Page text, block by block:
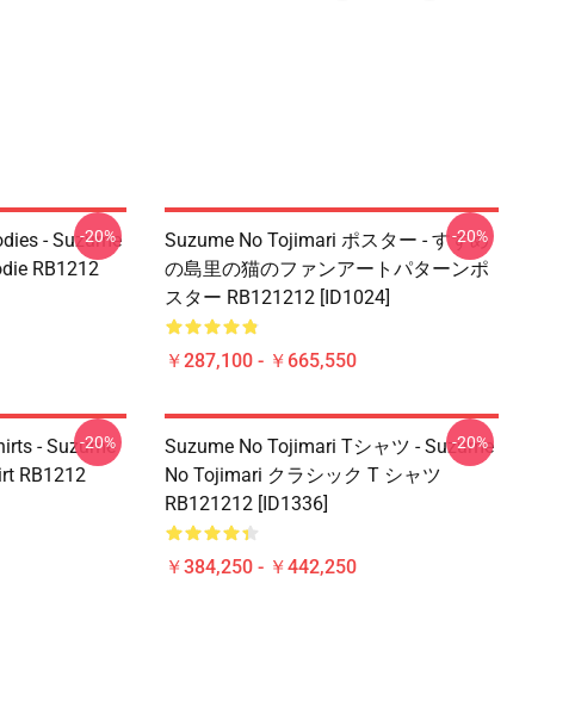
- Suzume
RB1212
-20%
Suzume No Tojimari ポスター - すずめ
の島里の猫のファンアートパターンポ
スター RB121212 [ID1024]
￥287,100 - ￥665,550
-20%
- Suzume
RB1212
-20%
Suzume No Tojimari Tシャツ - Suzume
No Tojimari クラシック T シャツ
RB121212 [ID1336]
￥384,250 - ￥442,250
-20%